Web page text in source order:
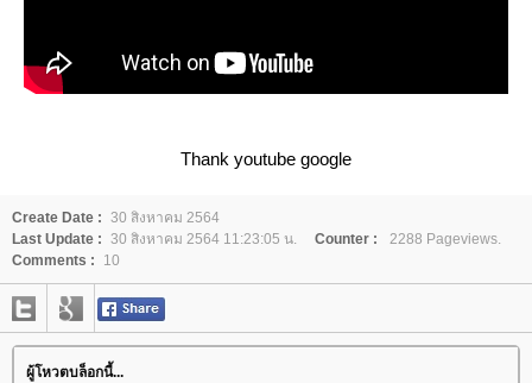
Thank youtube google
Create Date : 30 สิงหาคม 2564
Last Update : 30 สิงหาคม 2564 11:23:05 น. Counter :
2288 Pageviews.
Comments :
10
ผู้โหวตบล็อกนี้...